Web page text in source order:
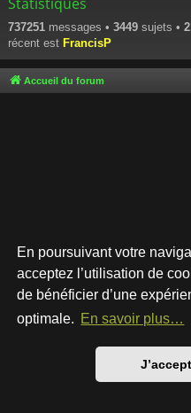
En poursuivant votre
acceptez l’utilisation de
de bénéficier d’une
optimale. En savoir plus…
737251 messages • 3449 sujets •
récent est FrancisP
Accueil du forum
Développé parphpBB®
Style par
Traduction